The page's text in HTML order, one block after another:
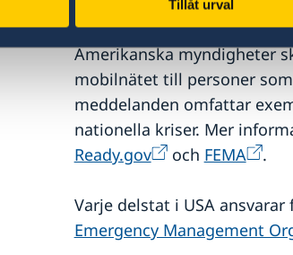
Tillåt urval
Mobil uppkoppling
Amerikanska myndigheter
mobilnätet till personer
meddelanden omfattar
nationella kriser. Mer
Ready.gov
och FEMA .
Varje delstat i USA
Emergency Management